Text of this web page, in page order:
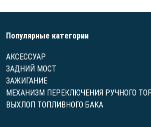
Популярные категории
АКСЕССУАР
ЗАДНИЙ МОСТ
ЗАЖИГАНИЕ
МЕХАНИЗМ ПЕРЕКЛЮЧЕНИЯ РУЧНОГО
ВЫХЛОП ТОПЛИВНОГО БАКА